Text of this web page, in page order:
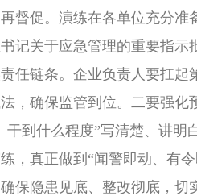
督促。演练在各单位充分
记关于应急管理的重要指
任链条。企业负责人要扛
，确保监管到位。二要强
干到什么程度”写清楚、讲
，真正做到“闻警即动、有
保隐患见底、整改彻底，切